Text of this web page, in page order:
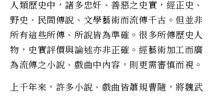
人類歷史中，諸多忠奸、善惡之史實，經正史、
野史、民間傳說、文學藝術而流傳千古。但並非
所有這些所傳、所說皆為準確。很多所傳歷史人
物，史實評價與論述亦非正確。經藝術加工而廣
為流傳之小說、戲曲中內容，則更需審慎而視。
上千年來，許多小說、戲曲皆蕭規曹隨，將魏武